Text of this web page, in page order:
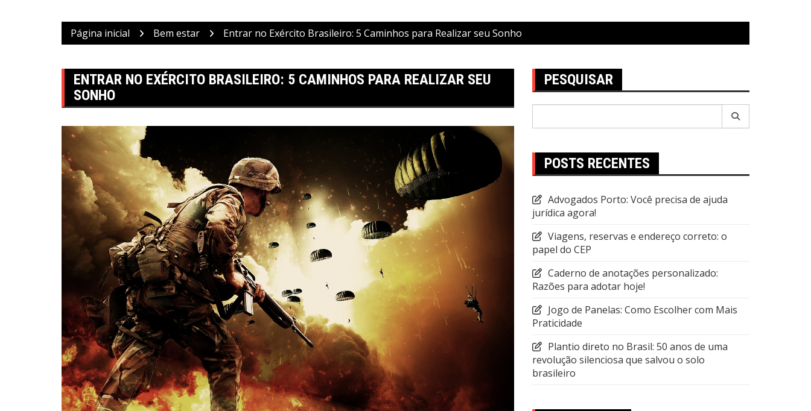
Página inicial Bem estar Entrar no Exército Brasileiro: 5 Caminhos para Realizar seu Sonho
ENTRAR NO EXÉRCITO BRASILEIRO: 5 CAMINHOS PARA REALIZAR SEU
SONHO
PESQUISAR
POSTS RECENTES
Advogados Porto: Você precisa de ajuda
jurídica agora!
Viagens, reservas e endereço correto: o
papel do CEP
Caderno de anotações personalizado:
Razões para adotar hoje!
Jogo de Panelas: Como Escolher com Mais
Praticidade
Plantio direto no Brasil: 50 anos de uma
revolução silenciosa que salvou o solo
brasileiro